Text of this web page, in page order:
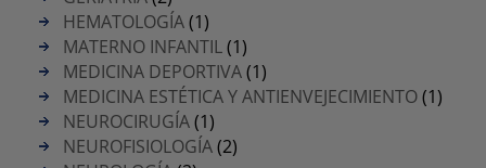
HEMATOLOGÍA(1)
MATERNO INFANTIL(1)
MEDICINA DEPORTIVA(1)
MEDICINA ESTÉTICA Y ANTIENVEJECIMIENTO(1)
NEUROCIRUGÍA(1)
NEUROFISIOLOGÍA(2)